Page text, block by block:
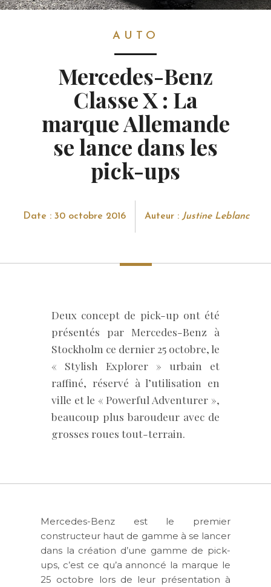
AUTO
Mercedes-Benz
Classe X : La
marque Allemande
se lance dans les
pick-ups
Date : 30 octobre 2016 Auteur : Justine Leblanc
Deux concept de pick-up ont été
présentés par Mercedes-Benz à
Stockholm ce dernier 25 octobre, le
« Stylish Explorer » urbain et
raffiné, réservé à l’utilisation en
ville et le « Powerful Adventurer »,
beaucoup plus baroudeur avec de
grosses roues tout-terrain.
Mercedes-Benz est le premier
constructeur haut de gamme à se lancer
dans la création d’une gamme de pick-
ups, c’est ce qu’a annoncé la marque le
25 octobre lors de leur présentation à